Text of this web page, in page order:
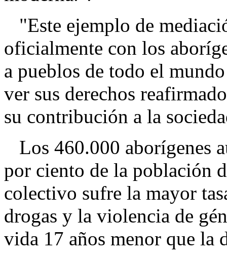
"Este ejemplo de
oficialmente con los
a pueblos de todo el
ver sus derechos
su contribución a la
Los 460.000 aborígenes
por ciento de la población
colectivo sufre la mayor
drogas y la violencia de
vida 17 años menor que la